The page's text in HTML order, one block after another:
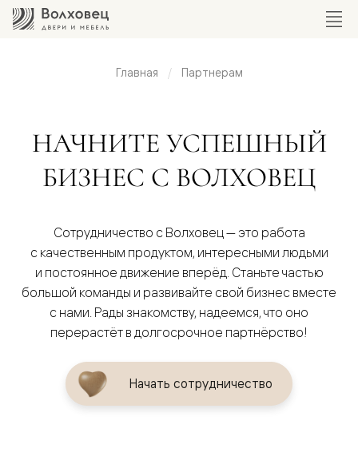
Главная Партнерам
НАЧНИТЕ УСПЕШНЫЙ
БИЗНЕС С ВОЛХОВЕЦ
Сотрудничество с Волховец — это работа
с качественным продуктом, интересными людьми
и постоянное движение вперёд. Станьте частью
большой команды и развивайте свой бизнес вместе
с нами. Рады знакомству, надеемся, что оно
перерастёт в долгосрочное партнёрство!
Начать сотрудничество